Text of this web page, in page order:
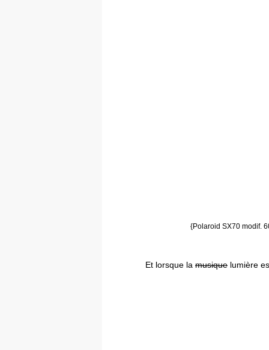
{Polaroid SX70 modif.
Et lorsque la musique lumière